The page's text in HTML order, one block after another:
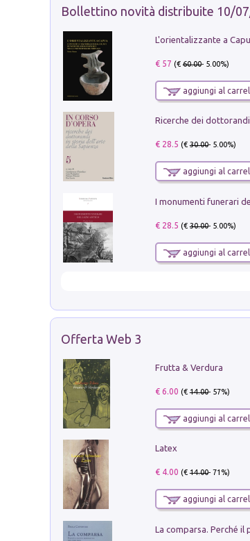
Bollettino novità distribuite 10/
€ 57 (€60.00- 5.00%)
aggiungi al
€ 28.5 (€30.00- 5.00%)
aggiungi al
€ 28.5 (€30.00- 5.00%)
aggiungi al
Offerta Web 3
Frutta & Verdura
€ 6.00 (€14.00- 57%)
aggiungi al
Latex
€ 4.00 (€14.00- 71%)
aggiungi al